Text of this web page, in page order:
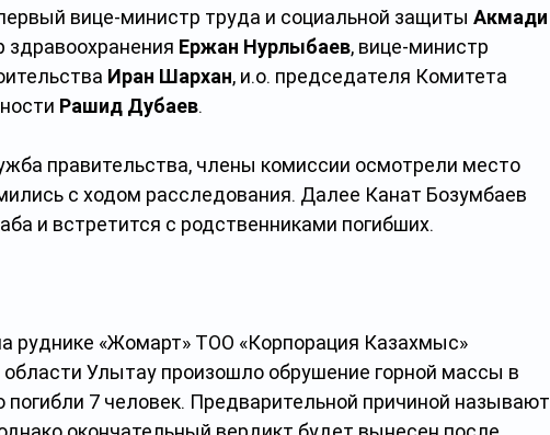
вице-министр труда и социальной защиты Акмади
здравоохранения Ержан Нурлыбаев, вице-министр
Иран Шархан, и.о. председателя Комитета
Рашид Дубаев.
правительства, члены комиссии осмотрели место
с ходом расследования. Далее Канат Бозумбаев
и встретится с родственниками погибших.
руднике «Жомарт» ТОО «Корпорация Казахмыс»
Улытау произошло обрушение горной массы в
погибли 7 человек. Предварительной причиной называют